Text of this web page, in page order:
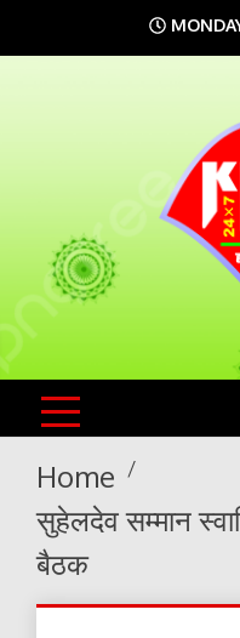
to
KNLS
India`s No.1
Home
सुहेलदेव सम्मान
बैठक